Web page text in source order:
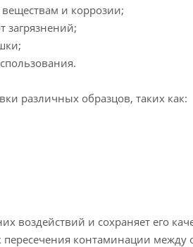
и коррозии;
загрязнений;
различных образцов, таких как:
и сохраняет его
контаминации между